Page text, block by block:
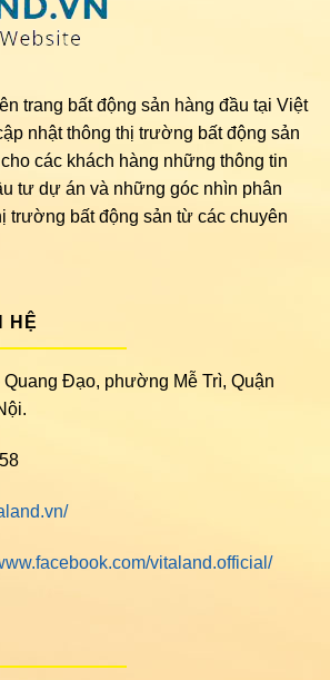
trang bất động sản hàng đầu tại Việt
nhật thông thị trường bất động sản
các khách hàng những thông tin
tư dự án và những góc nhìn phân
trường bất động sản từ các chuyên
HỆ
Đạo, phường Mễ Trì, Quận
vitaland.official/